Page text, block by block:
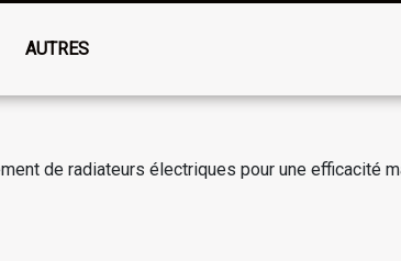
AUTRES
de radiateurs électriques pour une efficacité